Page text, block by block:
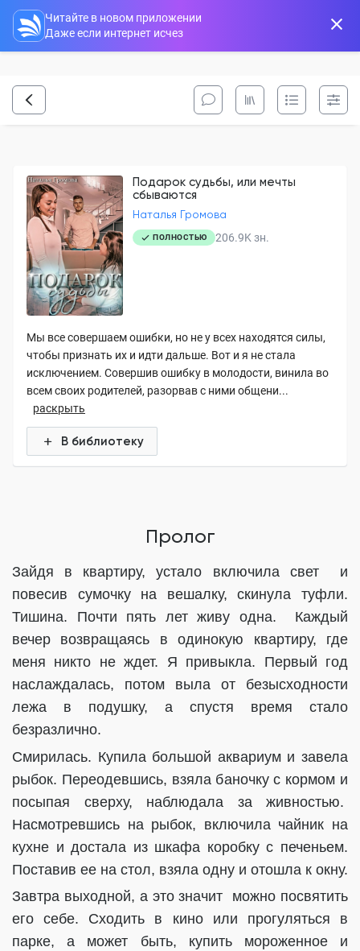
Читайте в новом приложении
Даже если интернет исчез
Подарок судьбы, или мечты
сбываются
Наталья Громова
ПОЛНОСТЬЮ 206.9K зн.
Мы все совершаем ошибки, но не у всех находятся силы,
чтобы признать их и идти дальше. Вот и я не стала
исключением. Совершив ошибку в молодости, винила во
всем своих родителей, разорвав с ними общени...
раскрыть
В библиотеку
Пролог
Зайдя в квартиру, устало включила свет
и
повесив сумочку на вешалку, скинула туфли.
Тишина. Почти пять лет живу одна.
Каждый
вечер возвращаясь в одинокую квартиру, где
меня никто не ждет. Я привыкла. Первый год
наслаждалась, потом выла от безысходности
лежа в подушку, а спустя время стало
безразлично.
Смирилась. Купила большой аквариум и завела
рыбок. Переодевшись, взяла баночку с кормом и
посыпая сверху, наблюдала за живностью.
Насмотревшись на рыбок, включила чайник на
кухне и достала из шкафа коробку с печеньем.
Поставив ее на стол, взяла одну и отошла к окну.
Завтра выходной, а это значит
можно посвятить
его себе. Сходить в кино или прогуляться в
парке, а может быть, купить мороженное и